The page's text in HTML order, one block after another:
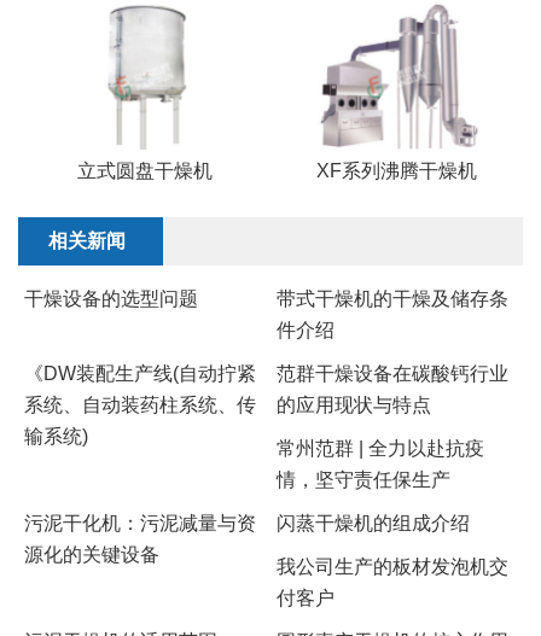
立式圆盘干燥机 XF系列沸腾干燥机
相关新闻
干燥设备的选型问题
带式干燥机的干燥及储存条
件介绍
《DW装配生产线(自动拧紧
系统、自动装药柱系统、传
输系统)
范群干燥设备在碳酸钙行业
的应用现状与特点
常州范群 | 全力以赴抗疫
情，坚守责任保生产
污泥干化机：污泥减量与资
源化的关键设备
​闪蒸干燥机的组成介绍
我公司生产的板材发泡机交
付客户